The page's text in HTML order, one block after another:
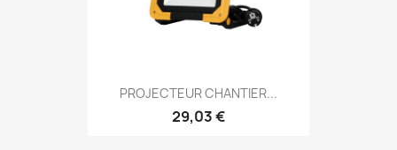
PROJECTEUR CHANTIER...
29,03 €